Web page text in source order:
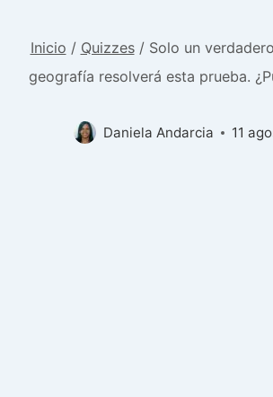
Inicio / Quizzes / Solo un
geografía resolverá esta prueba.
Daniela Andarcia 11